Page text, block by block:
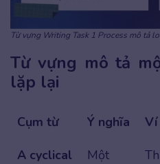
Từ vựng Writing Task 1 Process mô tả
Từ vựng mô tả
lặp lại
Cụm từ Ý nghĩa
Ví
A cyclical
Một